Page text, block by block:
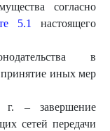
согласно
5.1
настоящего
в
принятие иных мер
– завершение
сетей передачи